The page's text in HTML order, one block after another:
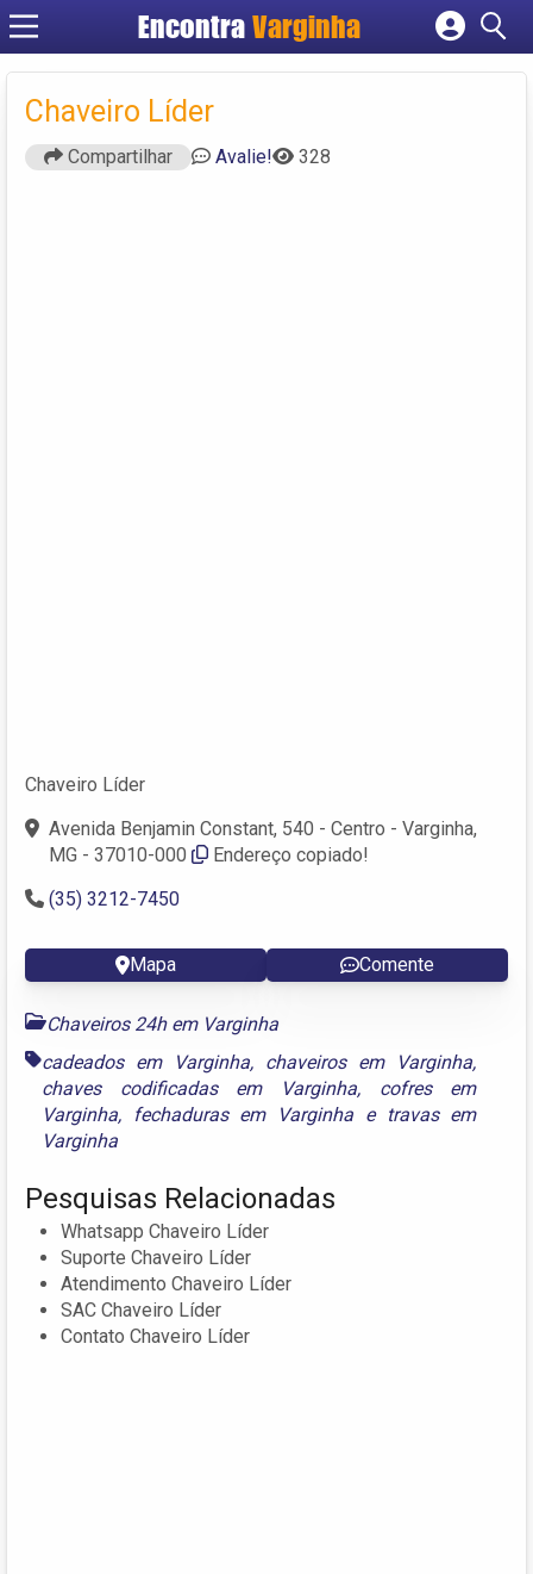
EncontraVarginha
Cadastrar empresa
Chaveiro Líder
Compartilhar Avalie! 328
Chaveiro Líder
Avenida Benjamin Constant, 540 - Centro - Varginha,
MG - 37010-000
Endereço copiado!
(35) 3212-7450
Mapa Comente
Chaveiros 24h em Varginha
cadeados em Varginha, chaveiros em Varginha,
chaves codificadas em Varginha, cofres em
Varginha, fechaduras em Varginha e travas em
Varginha
Pesquisas Relacionadas
Whatsapp Chaveiro Líder
Suporte Chaveiro Líder
Atendimento Chaveiro Líder
SAC Chaveiro Líder
Contato Chaveiro Líder